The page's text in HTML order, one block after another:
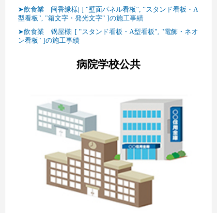
➤飲食業 闽香缘様| [ "壁面パネル看板", "スタンド看板・A
型看板", "箱文字・発光文字" ]の施工事績
➤飲食業 锅屋様| [ "スタンド看板・A型看板", "電飾・ネオ
ン看板" ]の施工事績
病院学校公共